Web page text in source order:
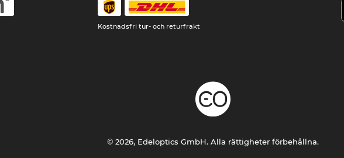
Kostnadsfri tur- och returfrakt
© 2026, Edeloptics GmbH. Alla rättigheter förbehållna.